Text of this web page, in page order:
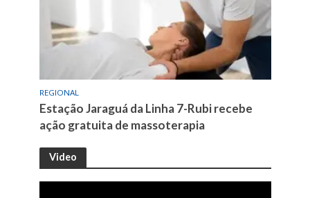
REGIONAL
Estação Jaraguá da Linha 7-Rubi recebe
ação gratuita de massoterapia
Video